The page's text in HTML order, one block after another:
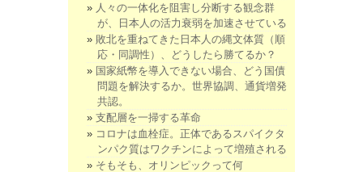
人々の一体化を阻害し分断する観念群
が、日本人の活力衰弱を加速させている
敗北を重ねてきた日本人の縄文体質（順
応・同調性）、どうしたら勝てるか？
国家紙幣を導入できない場合、どう国債
問題を解決するか。世界協調、通貨増発
共認。
支配層を一掃する革命
コロナは血栓症。正体であるスパイクタ
ンパク質はワクチンによって増殖される
そもそも、オリンピックって何